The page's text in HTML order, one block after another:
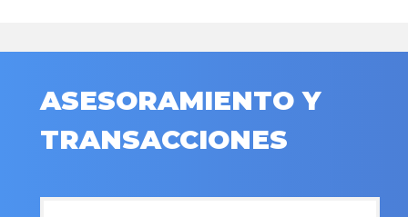
ASESORAMIENTO Y
TRANSACCIONES